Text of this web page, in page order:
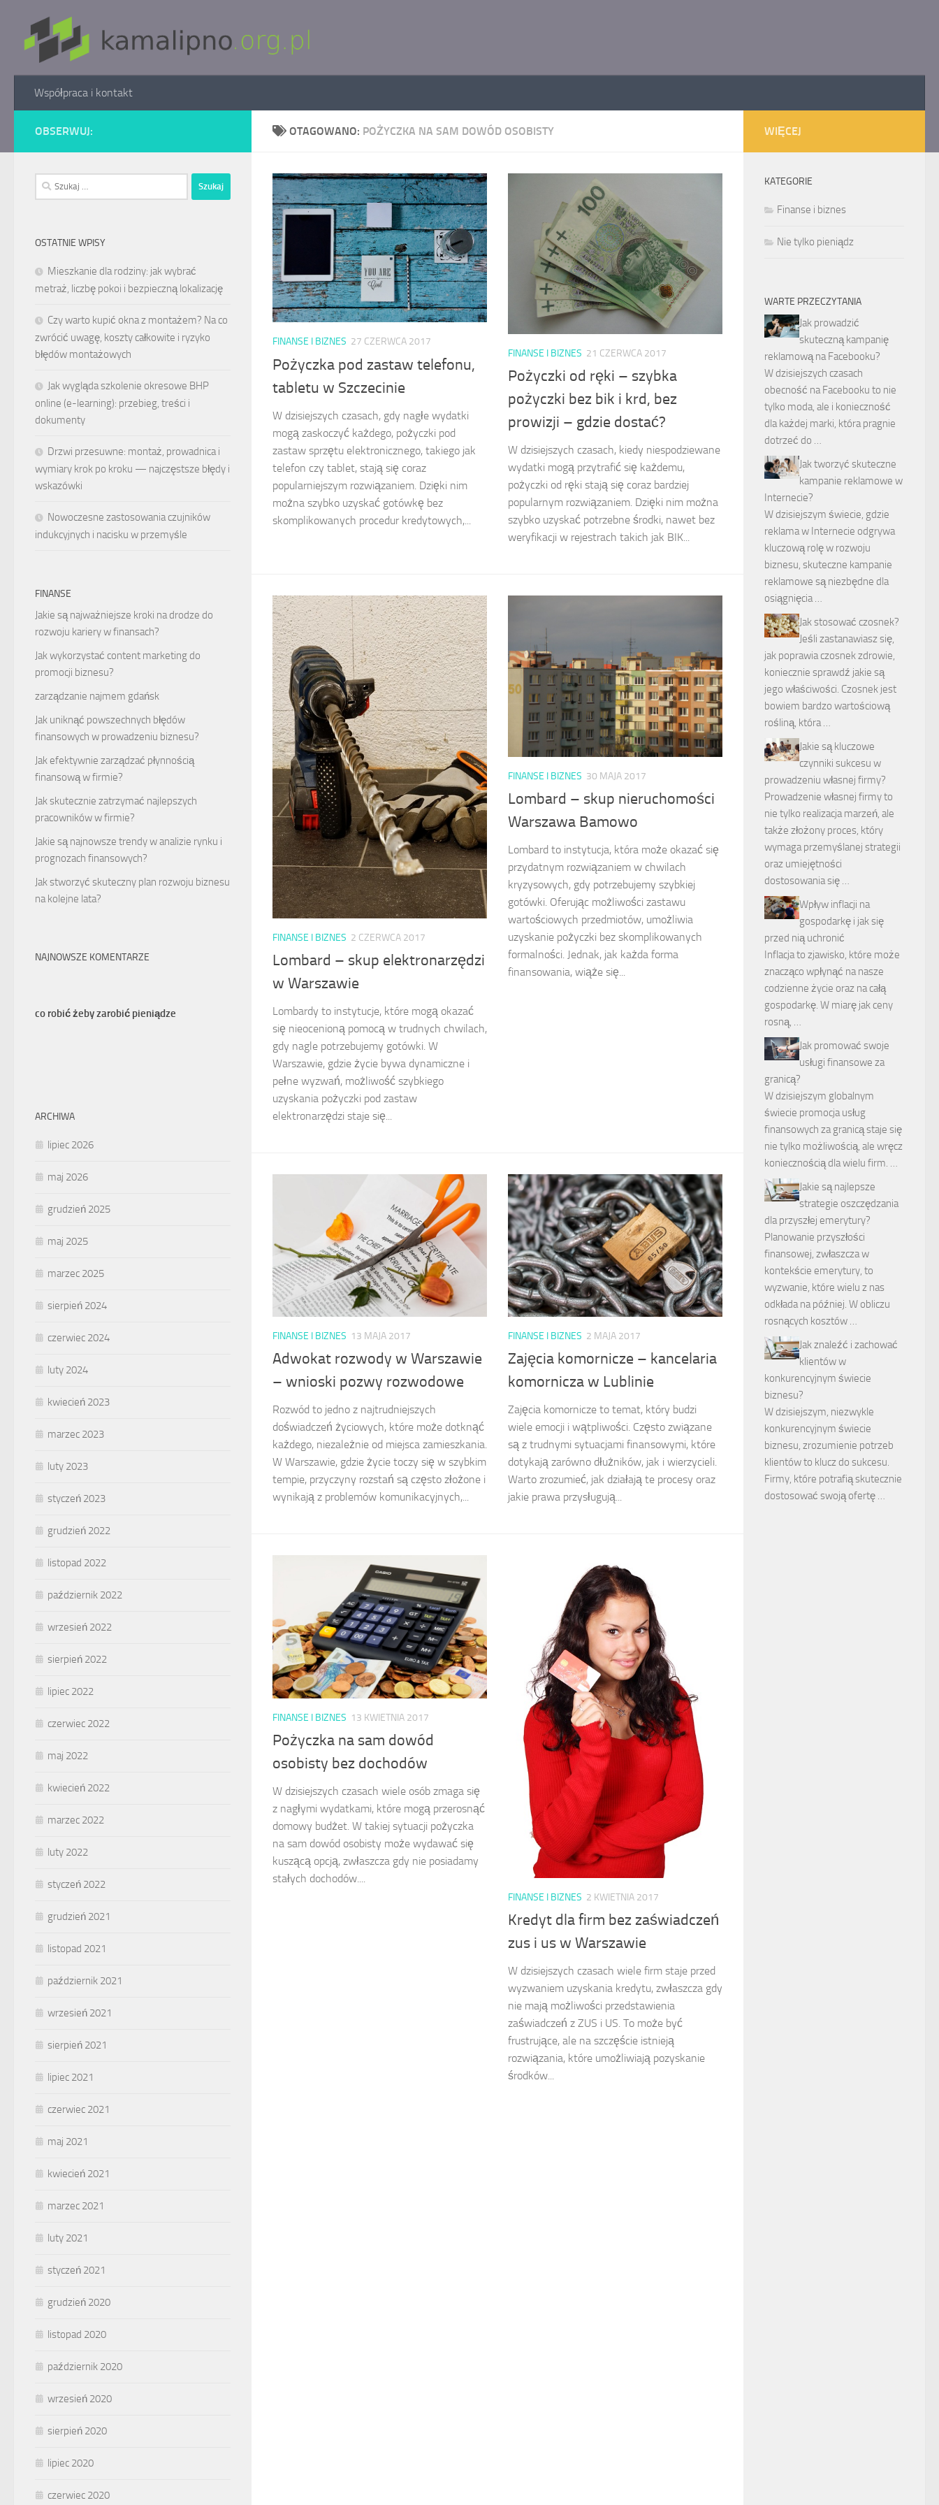
Skip to content
Współpraca i kontakt
OTAGOWANO: POŻYCZKA NA SAM DOWÓD OSOBISTY
FINANSE I BIZNES 27 CZERWCA 2017
Pożyczka pod zastaw telefonu,
tabletu w Szczecinie
W dzisiejszych czasach, gdy nagłe wydatki
mogą zaskoczyć każdego, pożyczki pod
zastaw sprzętu elektronicznego, takiego jak
telefon czy tablet, stają się coraz
popularniejszym rozwiązaniem. Dzięki nim
można szybko uzyskać gotówkę bez
skomplikowanych procedur kredytowych,...
FINANSE I BIZNES 21 CZERWCA 2017
Pożyczki od ręki – szybka
pożyczki bez bik i krd, bez
prowizji – gdzie dostać?
W dzisiejszych czasach, kiedy niespodziewane
wydatki mogą przytrafić się każdemu,
pożyczki od ręki stają się coraz bardziej
popularnym rozwiązaniem. Dzięki nim można
szybko uzyskać potrzebne środki, nawet bez
weryfikacji w rejestrach takich jak BIK...
FINANSE I BIZNES 2 CZERWCA 2017
Lombard – skup elektronarzędzi
w Warszawie
Lombardy to instytucje, które mogą okazać
się nieocenioną pomocą w trudnych chwilach,
gdy nagle potrzebujemy gotówki. W
Warszawie, gdzie życie bywa dynamiczne i
pełne wyzwań, możliwość szybkiego
uzyskania pożyczki pod zastaw
elektronarzędzi staje się...
FINANSE I BIZNES 30 MAJA 2017
Lombard – skup nieruchomości
Warszawa Bamowo
Lombard to instytucja, która może okazać się
przydatnym rozwiązaniem w chwilach
kryzysowych, gdy potrzebujemy szybkiej
gotówki. Oferując możliwości zastawu
wartościowych przedmiotów, umożliwia
uzyskanie pożyczki bez skomplikowanych
formalności. Jednak, jak każda forma
finansowania, wiąże się...
FINANSE I BIZNES 13 MAJA 2017
Adwokat rozwody w Warszawie
– wnioski pozwy rozwodowe
Rozwód to jedno z najtrudniejszych
doświadczeń życiowych, które może dotknąć
każdego, niezależnie od miejsca zamieszkania.
W Warszawie, gdzie życie toczy się w szybkim
tempie, przyczyny rozstań są często złożone i
wynikają z problemów komunikacyjnych,...
FINANSE I BIZNES 2 MAJA 2017
Zajęcia komornicze – kancelaria
komornicza w Lublinie
Zajęcia komornicze to temat, który budzi
wiele emocji i wątpliwości. Często związane
są z trudnymi sytuacjami finansowymi, które
dotykają zarówno dłużników, jak i wierzycieli.
Warto zrozumieć, jak działają te procesy oraz
jakie prawa przysługują...
FINANSE I BIZNES 13 KWIETNIA 2017
Pożyczka na sam dowód
osobisty bez dochodów
W dzisiejszych czasach wiele osób zmaga się
z nagłymi wydatkami, które mogą przerosnąć
domowy budżet. W takiej sytuacji pożyczka
na sam dowód osobisty może wydawać się
kuszącą opcją, zwłaszcza gdy nie posiadamy
stałych dochodów....
FINANSE I BIZNES 2 KWIETNIA 2017
Kredyt dla firm bez zaświadczeń
zus i us w Warszawie
W dzisiejszych czasach wiele firm staje przed
wyzwaniem uzyskania kredytu, zwłaszcza gdy
nie mają możliwości przedstawienia
zaświadczeń z ZUS i US. To może być
frustrujące, ale na szczęście istnieją
rozwiązania, które umożliwiają pozyskanie
środków...
OBSERWUJ:
Szukaj:
OSTATNIE WPISY
Mieszkanie dla rodziny: jak wybrać
metraż, liczbę pokoi i bezpieczną lokalizację
Czy warto kupić okna z montażem? Na co
zwrócić uwagę, koszty całkowite i ryzyko
błędów montażowych
Jak wygląda szkolenie okresowe BHP
online (e-learning): przebieg, treści i
dokumenty
Drzwi przesuwne: montaż, prowadnica i
wymiary krok po kroku — najczęstsze błędy i
wskazówki
Nowoczesne zastosowania czujników
indukcyjnych i nacisku w przemyśle
FINANSE
Jakie są najważniejsze kroki na drodze do
rozwoju kariery w finansach?
Jak wykorzystać content marketing do
promocji biznesu?
zarządzanie najmem gdańsk
Jak uniknąć powszechnych błędów
finansowych w prowadzeniu biznesu?
Jak efektywnie zarządzać płynnością
finansową w firmie?
Jak skutecznie zatrzymać najlepszych
pracowników w firmie?
Jakie są najnowsze trendy w analizie rynku i
prognozach finansowych?
Jak stworzyć skuteczny plan rozwoju biznesu
na kolejne lata?
NAJNOWSZE KOMENTARZE
co robić żeby zarobić pieniądze
ARCHIWA
lipiec 2026
maj 2026
grudzień 2025
maj 2025
marzec 2025
sierpień 2024
czerwiec 2024
luty 2024
kwiecień 2023
marzec 2023
luty 2023
styczeń 2023
grudzień 2022
listopad 2022
październik 2022
wrzesień 2022
sierpień 2022
lipiec 2022
czerwiec 2022
maj 2022
kwiecień 2022
marzec 2022
luty 2022
styczeń 2022
grudzień 2021
listopad 2021
październik 2021
wrzesień 2021
sierpień 2021
lipiec 2021
czerwiec 2021
maj 2021
kwiecień 2021
marzec 2021
luty 2021
styczeń 2021
grudzień 2020
listopad 2020
październik 2020
wrzesień 2020
sierpień 2020
lipiec 2020
czerwiec 2020
WIĘCEJ
KATEGORIE
Finanse i biznes
Nie tylko pieniądz
WARTE PRZECZYTANIA
Jak prowadzić
skuteczną kampanię
reklamową na Facebooku?
W dzisiejszych czasach
obecność na Facebooku to nie
tylko moda, ale i konieczność
dla każdej marki, która pragnie
dotrzeć do …
Jak tworzyć skuteczne
kampanie reklamowe w
Internecie?
W dzisiejszym świecie, gdzie
reklama w Internecie odgrywa
kluczową rolę w rozwoju
biznesu, skuteczne kampanie
reklamowe są niezbędne dla
osiągnięcia …
Jak stosować czosnek?
Jeśli zastanawiasz się,
jak poprawia czosnek zdrowie,
koniecznie sprawdź jakie są
jego właściwości. Czosnek jest
bowiem bardzo wartościową
rośliną, która …
Jakie są kluczowe
czynniki sukcesu w
prowadzeniu własnej firmy?
Prowadzenie własnej firmy to
nie tylko realizacja marzeń, ale
także złożony proces, który
wymaga przemyślanej strategii
oraz umiejętności
dostosowania się …
Wpływ inflacji na
gospodarkę i jak się
przed nią uchronić
Inflacja to zjawisko, które może
znacząco wpłynąć na nasze
codzienne życie oraz na całą
gospodarkę. W miarę jak ceny
rosną, …
Jak promować swoje
usługi finansowe za
granicą?
W dzisiejszym globalnym
świecie promocja usług
finansowych za granicą staje się
nie tylko możliwością, ale wręcz
koniecznością dla wielu firm. …
Jakie są najlepsze
strategie oszczędzania
dla przyszłej emerytury?
Planowanie przyszłości
finansowej, zwłaszcza w
kontekście emerytury, to
wyzwanie, które wielu z nas
odkłada na później. W obliczu
rosnących kosztów …
Jak znaleźć i zachować
klientów w
konkurencyjnym świecie
biznesu?
W dzisiejszym, niezwykle
konkurencyjnym świecie
biznesu, zrozumienie potrzeb
klientów to klucz do sukcesu.
Firmy, które potrafią skutecznie
dostosować swoją ofertę …